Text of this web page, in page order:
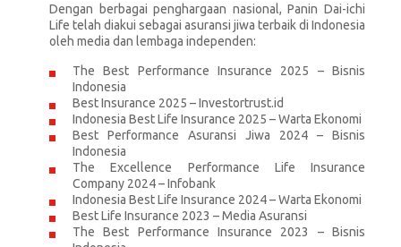
Dengan berbagai penghargaan nasional, Panin Dai-ichi
Life telah diakui sebagai asuransi jiwa terbaik di Indonesia
oleh media dan lembaga independen:
The Best Performance Insurance 2025 – Bisnis
Indonesia
Best Insurance 2025 – Investortrust.id
Indonesia Best Life Insurance 2025 – Warta Ekonomi
Best Performance Asuransi Jiwa 2024 – Bisnis
Indonesia
The Excellence Performance Life Insurance
Company 2024 – Infobank
Indonesia Best Life Insurance 2024 – Warta Ekonomi
Best Life Insurance 2023 – Media Asuransi
The Best Performance Insurance 2023 – Bisnis